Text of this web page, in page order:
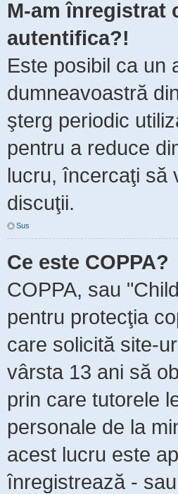
M-am înregistrat
autentifica?!
Este posibil ca un
dumneavoastră
şterg periodic
pentru a reduce
lucru, încercaţi să
discuţii.
Sus
Ce este COPPA?
COPPA, sau
pentru protecţia
care solicită site-
vârsta 13 ani să
prin care tutorele
personale de la
acest lucru este
înregistrează -